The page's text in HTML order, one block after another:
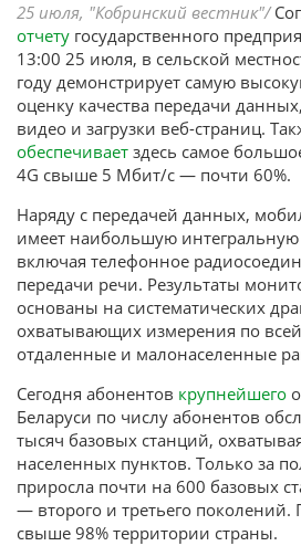
25 июля, "Кобринский вестник"/
отчету государственного
13:00 25 июля, в сельской
году демонстрирует самую
оценку качества передачи
видео и загрузки веб-страниц.
обеспечивает здесь самое
4G свыше 5 Мбит/с — почти 60%.
Наряду с передачей данных,
имеет наибольшую
включая телефонное
передачи речи. Результаты
основаны на систематических
охватывающих измерения по
отдаленные и малонаселенные
Сегодня абонентов крупнейшего
Беларуси по числу абонентов
тысяч базовых станций,
населенных пунктов. Только за
приросла почти на 600 базовых
— второго и третьего поколений.
свыше 98% территории страны.